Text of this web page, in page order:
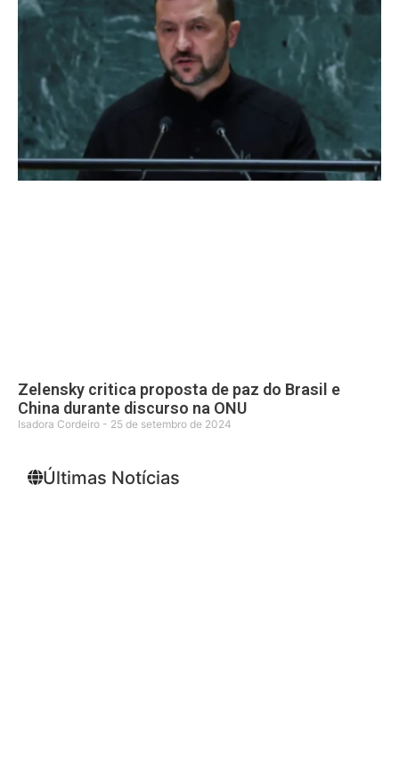
Zelensky critica proposta de paz do Brasil e
China durante discurso na ONU
Isadora Cordeiro 25 de setembro de 2024
Últimas Notícias